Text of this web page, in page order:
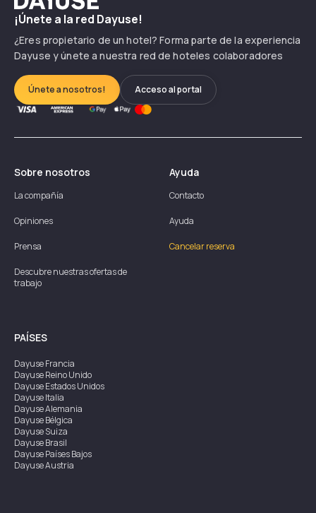
¡Únete a la red Dayuse!
¿Eres propietario de un hotel? Forma parte de la experiencia
Dayuse y únete a nuestra red de hoteles colaboradores
Únete a nosotros! Acceso al portal
Sobre nosotros
La compañía
Opiniones
Prensa
Descubre nuestras ofertas de
trabajo
Ayuda
Contacto
Ayuda
Cancelar reserva
PAÍSES
DayuseFrancia
DayuseReino Unido
DayuseEstados Unidos
DayuseItalia
DayuseAlemania
DayuseBélgica
DayuseSuiza
DayuseBrasil
DayusePaíses Bajos
DayuseAustria